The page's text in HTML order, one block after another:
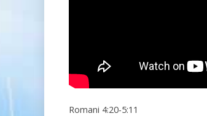
Romani 4:20-5:11